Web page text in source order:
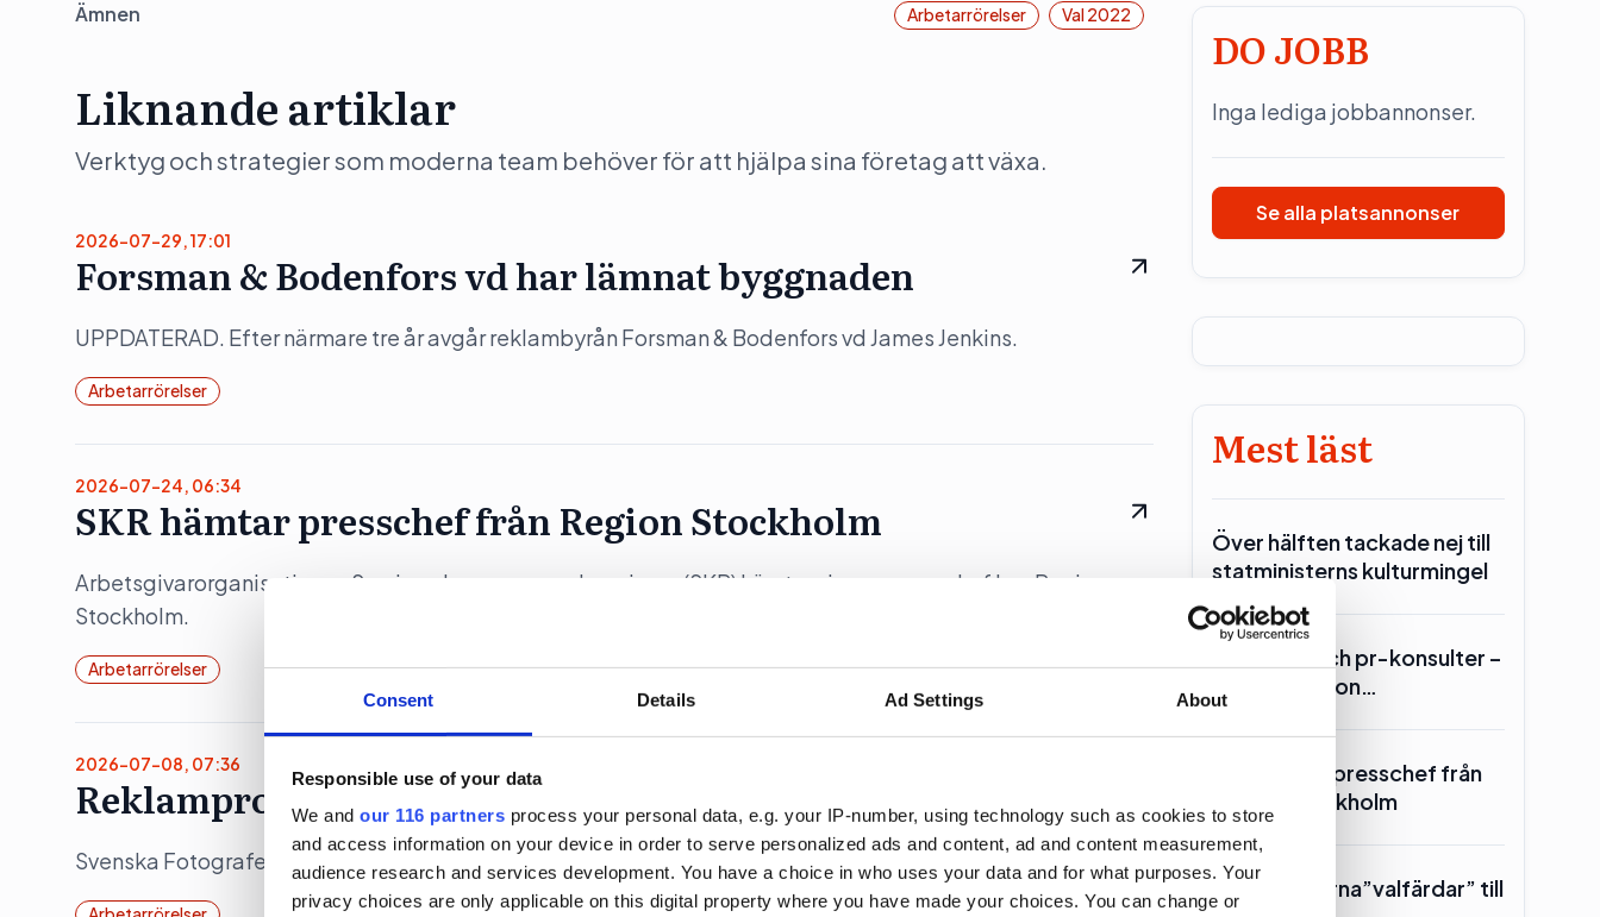
Consent Details Ad Settings About
Responsible use of your data
We and our 116 partners process your personal data, e.g. your IP-number, using technology such as cookies to store
and access information on your device in order to serve personalized ads and content, ad and content measurement,
audience research and services development. You have a choice in who uses your data and for what purposes. Your
privacy choices are only applicable on this digital property where you have made your choices. You can change or
Ämnen Arbetarrörelser Val 2022
Liknande artiklar
Verktyg och strategier som moderna team behöver för att hjälpa sina företag att växa.
2026-07-29, 17:01
Forsman & Bodenfors vd har lämnat byggnaden
UPPDATERAD. Efter närmare tre år avgår reklambyrån Forsman & Bodenfors vd James Jenkins.
Arbetarrörelser
2026-07-24, 06:34
SKR hämtar presschef från Region Stockholm
Arbetsgivarorganisationen Sveriges kommuner och regioner (SKR) hämtar sin nya presschef hos Region
Stockholm.
Arbetarrörelser
2026-07-08, 07:36
Reklamprofil ska lyfta fotograferna
Svenska Fotografers Förbund (SFF) tar in en profil från reklambranschen som ny verksamhetsledare.
DO JOBB
Inga lediga jobbannonser.
Se alla platsannonser
Mest läst
Över hälften tackade nej till
statministerns kulturmingel
Lars Lerin och pr-konsulter –
Ulf Kristersson…
SKR hämtar presschef från
Region Stockholm
Toppolitikerna”valfärdar” till